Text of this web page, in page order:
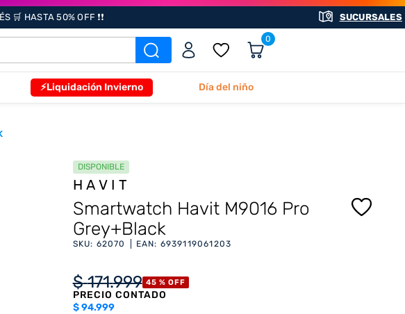
🛒 HASTA 50% OFF ❗❗ SUCURSALES
0
⚡Liquidación Invierno Día del niño
DISPONIBLE
HAVIT
Smartwatch Havit M9016 Pro
Grey+Black
SKU: 62070 EAN: 6939119061203
$ 171.999 45 % OFF
PRECIO CONTADO
$94.999